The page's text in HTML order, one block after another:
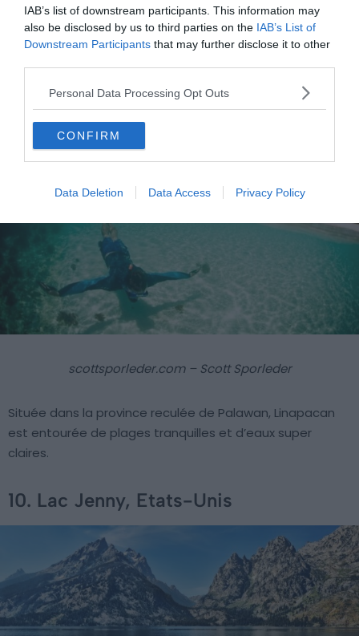
IAB’s list of downstream participants. This information may
also be disclosed by us to third parties on the IAB’s List of
Downstream Participants that may further disclose it to other
Personal Data Processing Opt Outs
CONFIRM
Data Deletion Data Access Privacy Policy
9. Île de Linapacan, Philippines
scottsporleder.com – Scott Sporleder
Située dans la province reculée de Palawan, Linapacan
est entourée de plages tranquilles et d’eaux super
claires.
10. Lac Jenny, Etats-Unis